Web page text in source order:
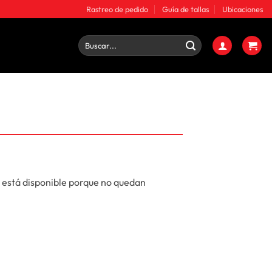
Rastreo de pedido Guía de tallas Ubicaciones
Buscar
por:
disponible porque no quedan